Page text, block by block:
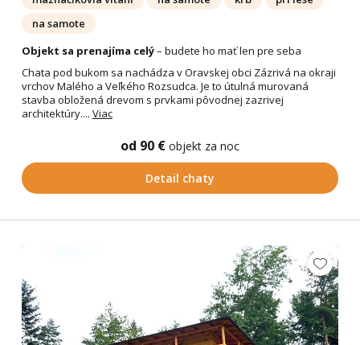
na samote
Objekt sa prenajíma celý– budete ho mať len pre seba
Chata pod bukom sa nachádza v Oravskej obci Zázrivá na okraji
vrchov Malého a Veľkého Rozsudca. Je to útulná murovaná
stavba obložená drevom s prvkami pôvodnej zazrivej
architektúry.... Viac
od 90 € objekt za noc
Detail chaty